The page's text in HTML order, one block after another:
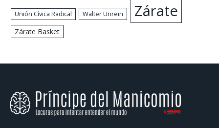
Unión Cívica Radical Walter Unrein Zárate
Zárate Basket